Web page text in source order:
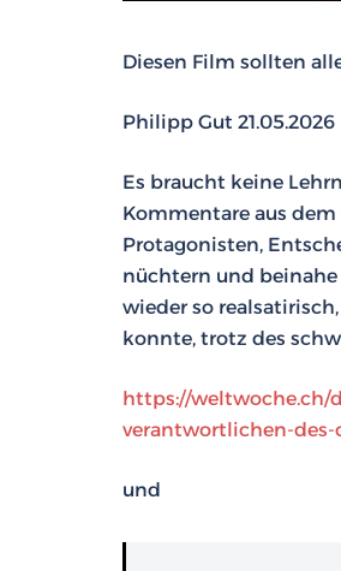
Diesen Film sollten
Philipp Gut 21.05.2026
Es braucht keine
Kommentare aus dem
Protagonisten,
nüchtern und beinahe
wieder so
konnte, trotz des
https://weltwoche.ch/
verantwortlichen-
und